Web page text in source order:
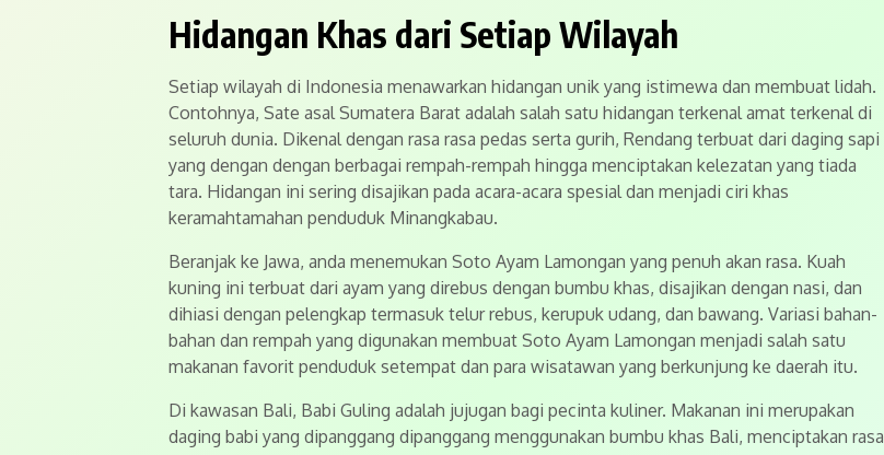
Hidangan Khas dari Setiap Wilayah
Setiap wilayah di Indonesia menawarkan hidangan unik yang istimewa dan membuat lidah.
Contohnya, Sate asal Sumatera Barat adalah salah satu hidangan terkenal amat terkenal di
seluruh dunia. Dikenal dengan rasa rasa pedas serta gurih, Rendang terbuat dari daging sapi
yang dengan dengan berbagai rempah-rempah hingga menciptakan kelezatan yang tiada
tara. Hidangan ini sering disajikan pada acara-acara spesial dan menjadi ciri khas
keramahtamahan penduduk Minangkabau.
Beranjak ke Jawa, anda menemukan Soto Ayam Lamongan yang penuh akan rasa. Kuah
kuning ini terbuat dari ayam yang direbus dengan bumbu khas, disajikan dengan nasi, dan
dihiasi dengan pelengkap termasuk telur rebus, kerupuk udang, dan bawang. Variasi bahan-
bahan dan rempah yang digunakan membuat Soto Ayam Lamongan menjadi salah satu
makanan favorit penduduk setempat dan para wisatawan yang berkunjung ke daerah itu.
Di kawasan Bali, Babi Guling adalah jujugan bagi pecinta kuliner. Makanan ini merupakan
daging babi yang dipanggang dipanggang menggunakan bumbu khas Bali, menciptakan rasa